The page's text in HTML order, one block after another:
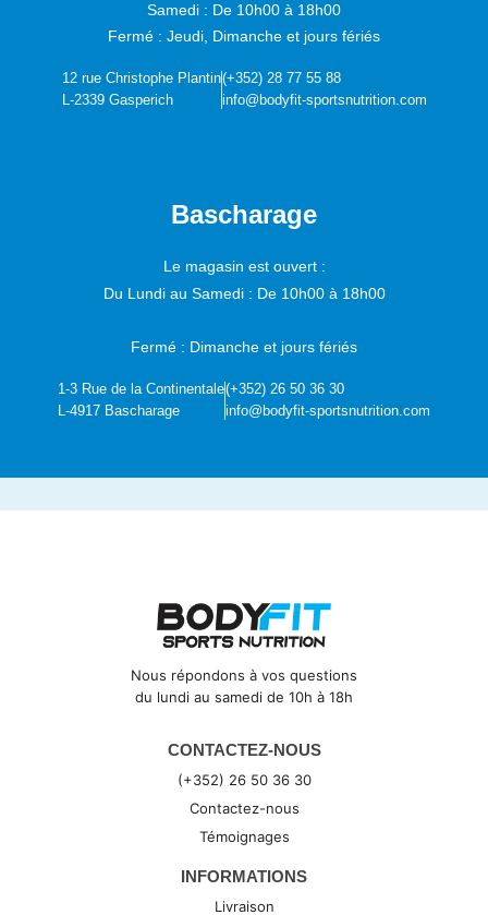
Samedi : De 10h00 à 18h00
Fermé : Jeudi, Dimanche et jours fériés
12 rue Christophe Plantin
L-2339 Gasperich
(+352) 28 77 55 88
info@bodyfit-sportsnutrition.com
Bascharage
Le magasin est ouvert :
Du Lundi au Samedi : De 10h00 à 18h00
Fermé : Dimanche et jours fériés
1-3 Rue de la Continentale
L-4917 Bascharage
(+352) 26 50 36 30
info@bodyfit-sportsnutrition.com
Nous répondons à vos questions
du lundi au samedi de 10h à 18h
CONTACTEZ-NOUS
(+352) 26 50 36 30
Contactez-nous
Témoignages
INFORMATIONS
Livraison